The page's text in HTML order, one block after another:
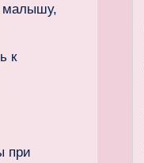
малышу,
к
при